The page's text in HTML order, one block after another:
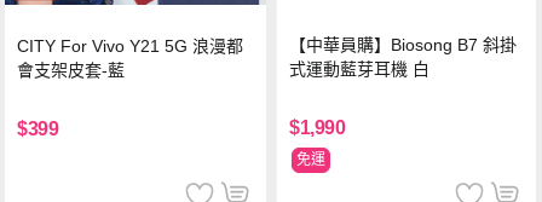
CITY For Vivo Y21 5G 浪漫都
會支架皮套-藍
$399
【中華員購】Biosong B7 斜掛
式運動藍芽耳機 白
$1,990
免運